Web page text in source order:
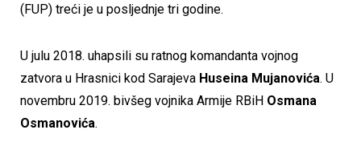
(FUP) treći je u posljednje tri godine.
U julu 2018. uhapsili su ratnog komandanta vojnog
zatvora u Hrasnici kod Sarajeva Huseina Mujanovića. U
novembru 2019. bivšeg vojnika Armije RBiH Osmana
Osmanovića.